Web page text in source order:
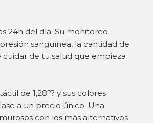
24h del día. Su monitoreo
sanguínea, la cantidad de
de tu salud que empieza
de 1,28?? y sus colores
a un precio único. Una
con los más alternativos